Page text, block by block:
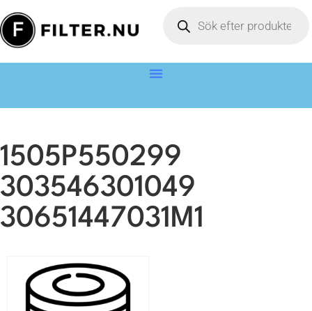
1505P550299
303546301049
30651447031M1